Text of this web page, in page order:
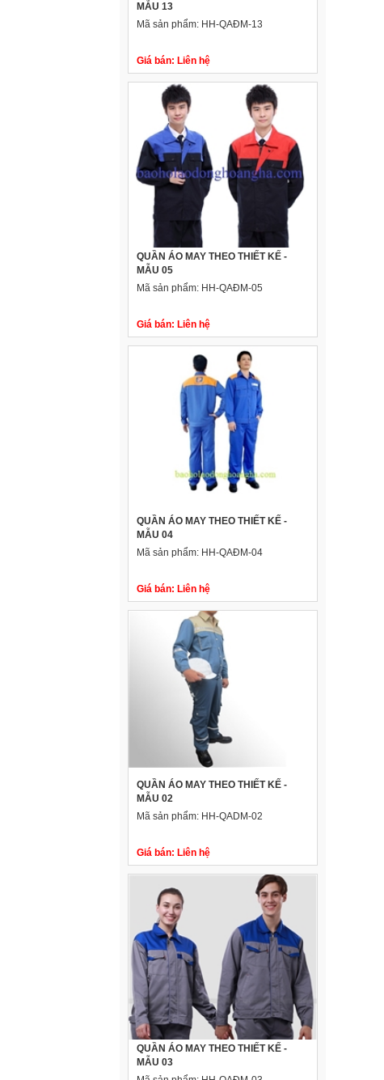
MẪU 13
Mã sản phẩm: HH-QAĐM-13
Giá bán: Liên hệ
QUẦN ÁO MAY THEO THIẾT KẾ -
MẪU 05
Mã sản phẩm: HH-QAĐM-05
Giá bán: Liên hệ
QUẦN ÁO MAY THEO THIẾT KẾ -
MẪU 04
Mã sản phẩm: HH-QAĐM-04
Giá bán: Liên hệ
QUẦN ÁO MAY THEO THIẾT KẾ -
MẪU 02
Mã sản phẩm: HH-QADM-02
Giá bán: Liên hệ
QUẦN ÁO MAY THEO THIẾT KẾ -
MẪU 03